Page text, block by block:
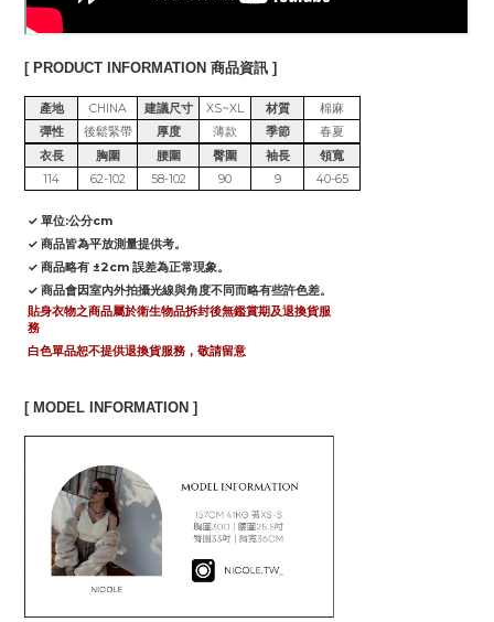
[ PRODUCT INFORMATION 商品資訊 ]
產地 CHINA 建議尺寸 XS~XL 材質
棉麻
彈性
後鬆緊帶 厚度 薄款 季節
春夏
衣長
胸圍 腰圍 臀圍 袖長
領寬
114
62-102 58-102 90 9 40-65
✓ 單位:公分cm
✓ 商品皆為平放測量提供考。
✓ 商品略有 ±2cm 誤差為正常現象。
✓ 商品會因室內外拍攝光線與角度不同而略有些許色差。
貼身衣物之商品屬於衛生物品拆封後無鑑賞期及退換貨服
務
白色單品恕不提供退換貨服務，敬請留意
[ MODEL INFORMATION ]